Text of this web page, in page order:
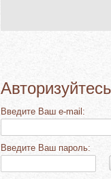
Введите Ваш e-mail:
Введите Ваш пароль: